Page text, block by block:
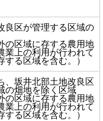
良区が管理する区域の
の区域に存する農用地
業上の利用が行われて
する区域を含む。）
、坂井北部土地改良区
の畑地を除く区域
の区域に存する農用地
業上の利用が行われて
する区域を含む。）